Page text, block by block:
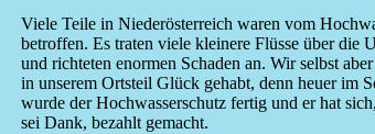
Viele Teile in Niederösterreich waren vom
betroffen. Es traten viele kleinere Flüsse über die
und richteten enormen Schaden an. Wir selbst aber
in unserem Ortsteil Glück gehabt, denn heuer im
wurde der Hochwasserschutz fertig und er hat
sei Dank, bezahlt gemacht.